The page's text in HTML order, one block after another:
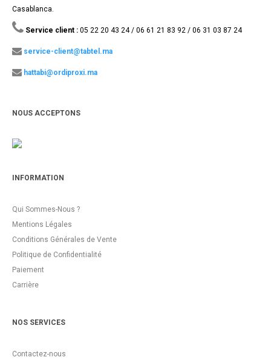
Casablanca.
Service client : 05 22 20 43 24 / 06 61 21 83 92 / 06 31 03 87 24
service-client@tabtel.ma
hattabi@ordiproxi.ma
NOUS ACCEPTONS
INFORMATION
Qui Sommes-Nous ?
Mentions Légales
Conditions Générales de Vente
Politique de Confidentialité
Paiement
Carrière
NOS SERVICES
Contactez-nous